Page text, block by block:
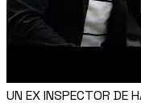
UN EX INSPECTOR DE